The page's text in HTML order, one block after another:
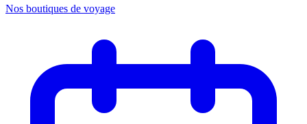
Nos boutiques de voyage